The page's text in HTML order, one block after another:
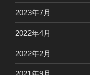
2023年7月
2022年4月
2022年2月